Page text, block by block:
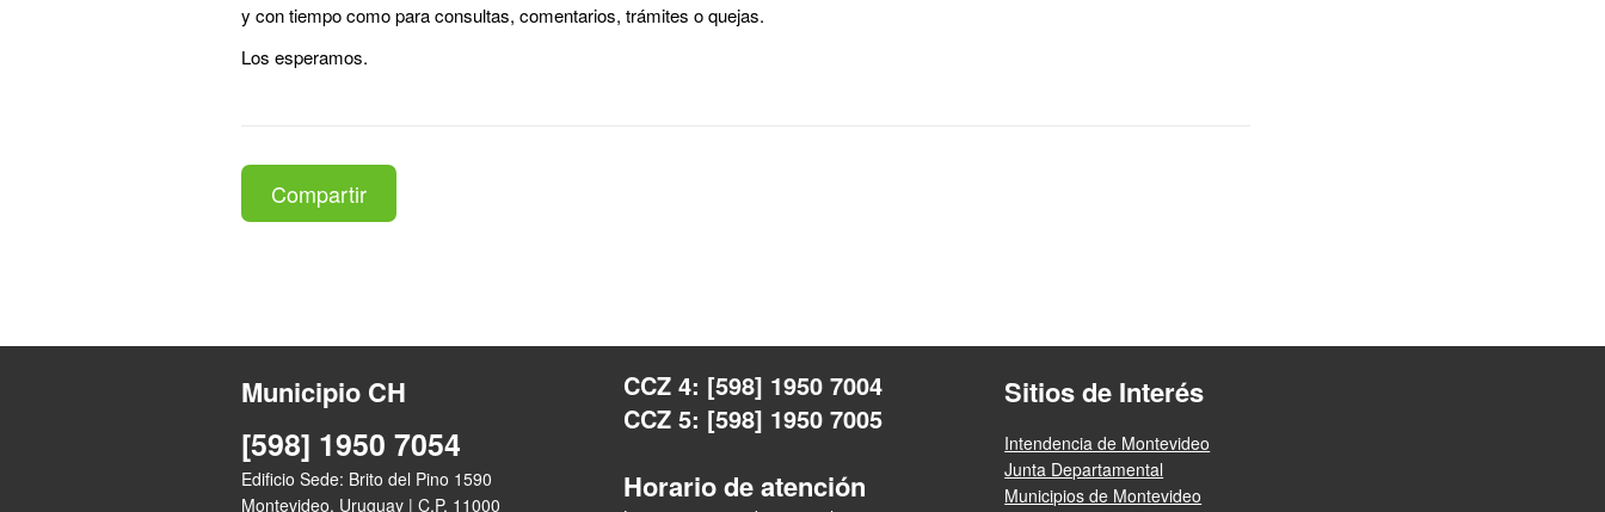
y con tiempo como para consultas, comentarios, trámites o quejas.
Los esperamos.
Compartir
Municipio CH
[598] 1950 7054
Edificio Sede: Brito del Pino 1590
Montevideo, Uruguay | C.P. 11000
CCZ 4: [598] 1950 7004
CCZ 5: [598] 1950 7005
Horario de atención
Sitios de Interés
Intendencia de Montevideo
Junta Departamental
Municipios de Montevideo